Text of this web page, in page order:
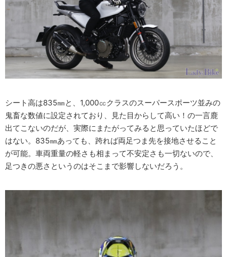
シート高は835㎜と、1,000㏄クラスのスーパースポーツ並みの
鬼畜な数値に設定されており、見た目からして高い！の一言鹿
出てこないのだが、実際にまたがってみると思っていたほどで
はない。835㎜あっても、跨れば両足つま先を接地させること
が可能。車両重量の軽さも相まって不安定さも一切ないので、
足つきの悪さというのはそこまで影響しないだろう。